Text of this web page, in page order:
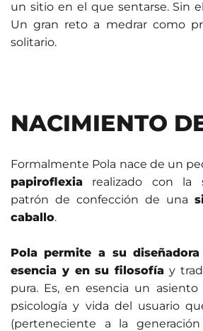
un sitio en el que sentarse. Sin
Un gran reto a medrar como
solitario.
NACIMIENTO
Formalmente Pola nace de un
papiroflexia realizado con la
patrón de confección de una
caballo.
Pola permite a su
esencia y en su filosofía y
pura. Es, en esencia un
psicología y vida del usuario
(perteneciente a la